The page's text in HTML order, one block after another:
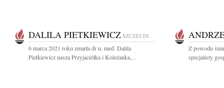
DALILA PIETKIEWICZ SZCZECIN
6 marca 2021 roku zmarła dr n. med. Dalila
Pietkiewicz nasza Przyjaciółka i Koleżanka,...
Z powodu
specjalisty